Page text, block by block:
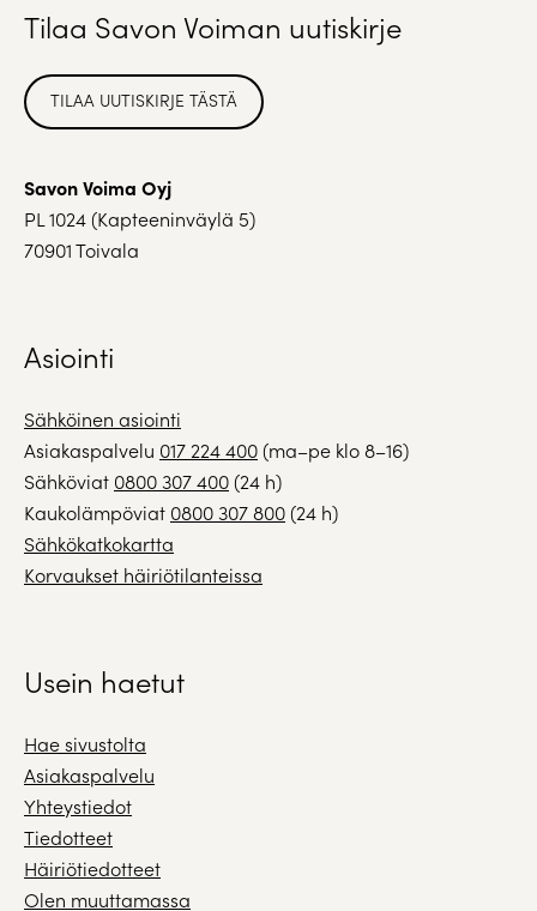
Tilaa Savon Voiman uutiskirje
TILAA UUTISKIRJE TÄSTÄ
Savon Voima Oyj
PL 1024 (Kapteeninväylä 5)
70901 Toivala
Asiointi
Sähköinen asiointi
Asiakaspalvelu 017 224 400(ma–pe klo 8–16)
Sähköviat 0800 307 400(24 h)
Kaukolämpöviat 0800 307 800(24 h)
Sähkökatkokartta
Korvaukset häiriötilanteissa
Usein haetut
Hae sivustolta
Asiakaspalvelu
Yhteystiedot
Tiedotteet
Häiriötiedotteet
Olen muuttamassa